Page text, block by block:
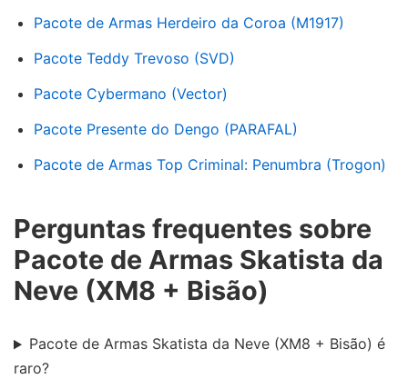
Pacote de Armas Herdeiro da Coroa (M1917)
Pacote Teddy Trevoso (SVD)
Pacote Cybermano (Vector)
Pacote Presente do Dengo (PARAFAL)
Pacote de Armas Top Criminal: Penumbra (Trogon)
Perguntas frequentes sobre
Pacote de Armas Skatista da
Neve (XM8 + Bisão)
Pacote de Armas Skatista da Neve (XM8 + Bisão) é
raro?